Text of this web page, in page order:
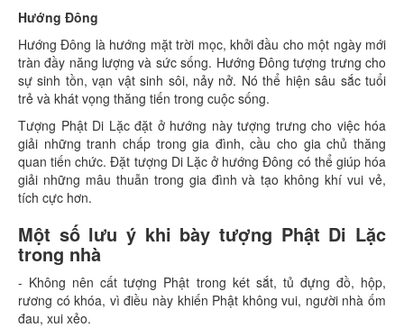
Hướng Đông
Hướng Đông là hướng mặt trời mọc, khởi đầu cho một ngày mới
tràn đầy năng lượng và sức sống. Hướng Đông tượng trưng cho
sự sinh tồn, vạn vật sinh sôi, nảy nở. Nó thể hiện sâu sắc tuổi
trẻ và khát vọng thăng tiến trong cuộc sống.
Tượng Phật Di Lặc đặt ở hướng này tượng trưng cho việc hóa
giải những tranh chấp trong gia đình, cầu cho gia chủ thăng
quan tiến chức. Đặt tượng Di Lặc ở hướng Đông có thể giúp hóa
giải những mâu thuẫn trong gia đình và tạo không khí vui vẻ,
tích cực hơn.
Một số lưu ý khi bày tượng Phật Di Lặc
trong nhà
- Không nên cất tượng Phật trong két sắt, tủ đựng đồ, hộp,
rương có khóa, vì điều này khiến Phật không vui, người nhà ốm
đau, xui xẻo.